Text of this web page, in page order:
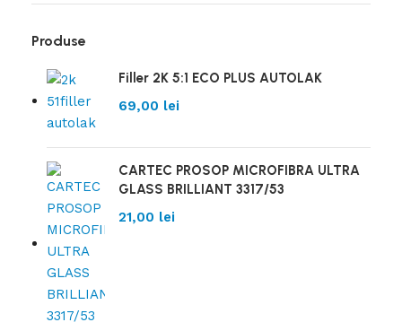
Produse
Filler 2K 5:1 ECO PLUS AUTOLAK
69,00 lei
CARTEC PROSOP MICROFIBRA ULTRA
GLASS BRILLIANT 3317/53
21,00 lei